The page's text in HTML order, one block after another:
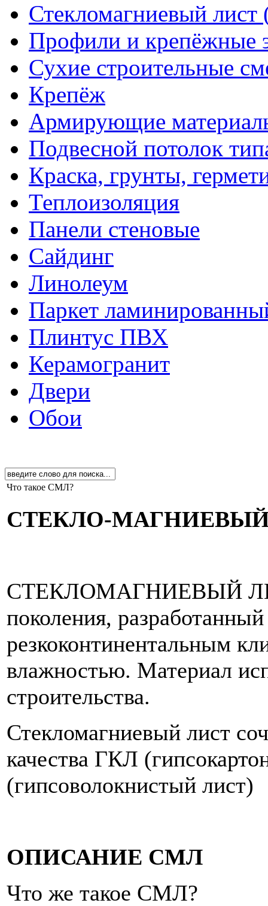
Стекломагниевый
Профили и
Сухие строительные
Крепёж
Армирующие
Подвесной потолок
Краска, грунты,
Теплоизоляция
Панели стеновые
Сайдинг
Линолеум
Паркет
Плинтус ПВХ
Керамогранит
Двери
Обои
Что такое СМЛ?
СТЕКЛО-
СТЕКЛОМАГНИЕВЫЙ
поколения,
резкоконтинентальным
влажностью. Материал
строительства.
Стекломагниевый лист
качества ГКЛ
(гипсоволокнистый лист)
ОПИСАНИЕ СМЛ
Что же такое СМЛ?